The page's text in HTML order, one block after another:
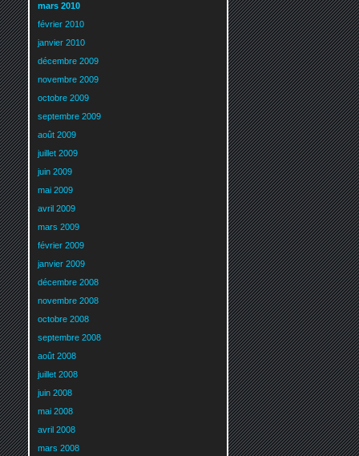
mars 2010
février 2010
janvier 2010
décembre 2009
novembre 2009
octobre 2009
septembre 2009
août 2009
juillet 2009
juin 2009
mai 2009
avril 2009
mars 2009
février 2009
janvier 2009
décembre 2008
novembre 2008
octobre 2008
septembre 2008
août 2008
juillet 2008
juin 2008
mai 2008
avril 2008
mars 2008